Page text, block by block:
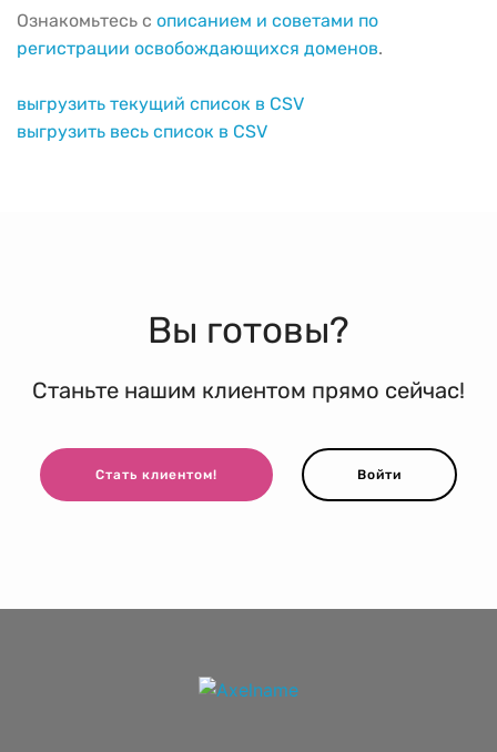
Ознакомьтесь с описанием и советами по
регистрации освобождающихся доменов.
выгрузить текущий список в CSV
выгрузить весь список в CSV
Вы готовы?
Станьте нашим клиентом прямо сейчас!
Стать клиентом! Войти